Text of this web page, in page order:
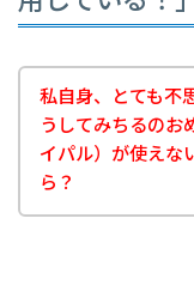
私自身、とても不
うしてみちるのお
イパル）が使えな
ら？